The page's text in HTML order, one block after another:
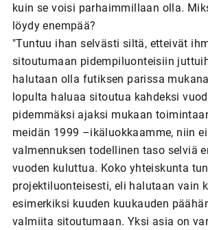
kuin se voisi parhaimmillaan olla.
löydy enempää?
"Tuntuu ihan selvästi siltä, etteivät
sitoutumaan pidempiluonteisiin
halutaan olla futiksen parissa
lopulta haluaa sitoutua kahdeksi
pidemmäksi ajaksi mukaan
meidän 1999 –ikäluokkaamme, niin
valmennuksen todellinen taso selviä
vuoden kuluttua. Koko yhteiskunta
projektiluonteisesti, eli halutaan vain
esimerkiksi kuuden kuukauden
valmiita sitoutumaan. Yksi asia on